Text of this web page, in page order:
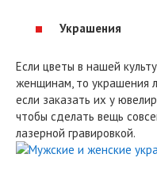
Украшения
Если цветы в нашей
женщинам, то украшения
если заказать их у
чтобы сделать вещь
лазерной гравировкой.